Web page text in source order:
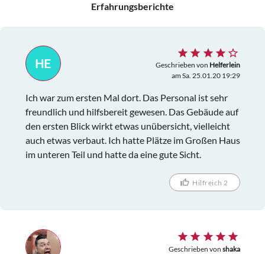
Erfahrungsberichte
HE Geschrieben von Helferlein
am Sa. 25.01.20 19:29
Ich war zum ersten Mal dort. Das Personal ist sehr
freundlich und hilfsbereit gewesen. Das Gebäude auf
den ersten Blick wirkt etwas unübersicht, vielleicht
auch etwas verbaut. Ich hatte Plätze im Großen Haus
im unteren Teil und hatte da eine gute Sicht.
Hilfreich 2
Geschrieben von shaka